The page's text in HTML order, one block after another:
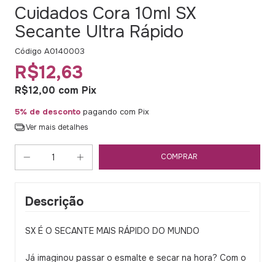
Cuidados Cora 10ml SX
Secante Ultra Rápido
Código A0140003
R$12,63
R$12,00 com Pix
5% de desconto pagando com Pix
Ver mais detalhes
Descrição
SX É O SECANTE MAIS RÁPIDO DO MUNDO
Já imaginou passar o esmalte e secar na hora? Com o